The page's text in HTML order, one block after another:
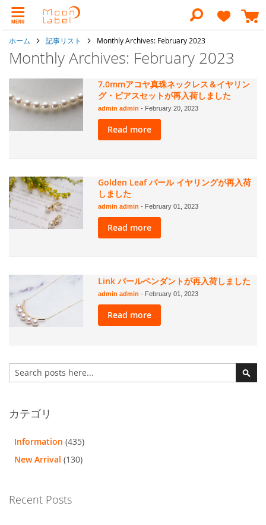
ン
テ
ン
検
索
ホーム 記事リスト Monthly Archives: February 2023
Monthly Archives: February 2023
7.0mmアコヤ真珠ネックレス＆イヤリン
グ・ピアスセットが再入荷しました
admin admin- February 20, 2023
Read more
Golden Leaf パール イヤリングが再入荷
しました
admin admin- February 01, 2023
Read more
Link パールペンダントが再入荷しました
admin admin- February 01, 2023
Read more
検
索
カテゴリ
Information (435)
New Arrival (130)
Recent Posts